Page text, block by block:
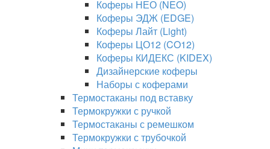
Коферы НЕО (NEO)
Коферы ЭДЖ (EDGE)
Коферы Лайт (Light)
Коферы ЦО12 (CO12)
Коферы КИДЕКС (KIDEX)
Дизайнерские коферы
Наборы с коферами
Термостаканы под вставку
Термокружки с ручкой
Термостаканы с ремешком
Термокружки с трубочкой